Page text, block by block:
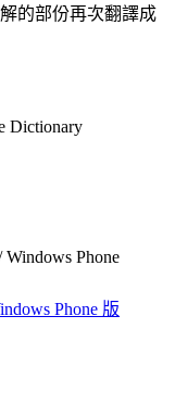
的部份再次翻譯成
Dictionary
Phone
Phone 版